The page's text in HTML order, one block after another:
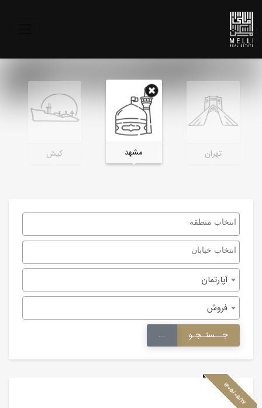
تهران مشهد کیش
آپارتمان
فروش
جــستـجـو ...
1405/05/17